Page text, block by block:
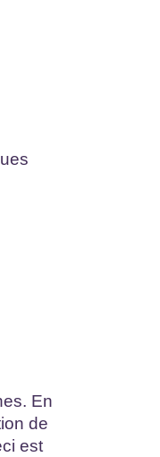
En
de
est